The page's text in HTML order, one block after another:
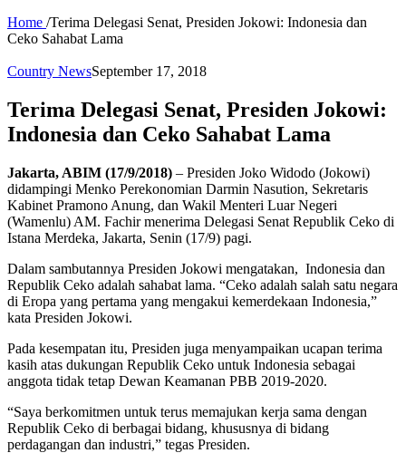
Home /Terima Delegasi Senat, Presiden Jokowi: Indonesia dan
Ceko Sahabat Lama
Country NewsSeptember 17, 2018
Terima Delegasi Senat, Presiden Jokowi:
Indonesia dan Ceko Sahabat Lama
Jakarta, ABIM (17/9/2018) – Presiden Joko Widodo (Jokowi)
didampingi Menko Perekonomian Darmin Nasution, Sekretaris
Kabinet Pramono Anung, dan Wakil Menteri Luar Negeri
(Wamenlu) AM. Fachir menerima Delegasi Senat Republik Ceko di
Istana Merdeka, Jakarta, Senin (17/9) pagi.
Dalam sambutannya Presiden Jokowi mengatakan, Indonesia dan
Republik Ceko adalah sahabat lama. “Ceko adalah salah satu negara
di Eropa yang pertama yang mengakui kemerdekaan Indonesia,”
kata Presiden Jokowi.
Pada kesempatan itu, Presiden juga menyampaikan ucapan terima
kasih atas dukungan Republik Ceko untuk Indonesia sebagai
anggota tidak tetap Dewan Keamanan PBB 2019-2020.
“Saya berkomitmen untuk terus memajukan kerja sama dengan
Republik Ceko di berbagai bidang, khususnya di bidang
perdagangan dan industri,” tegas Presiden.